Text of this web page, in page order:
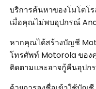
บริการค้นหาของโมโตโ
เมื่อคุณไม่พบอุปกรณ์
หากคุณได้สร้างบัญชี
โทรศัพท์ Motorola ขอ
ติดตามและอาจกู้คืนอุป